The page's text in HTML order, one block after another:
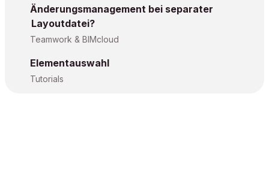
Änderungsmanagement bei separater
Layoutdatei?
Teamwork & BIMcloud
Elementauswahl
Tutorials